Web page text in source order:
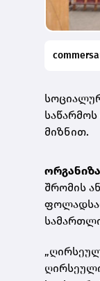
მიზნით.
შრომის